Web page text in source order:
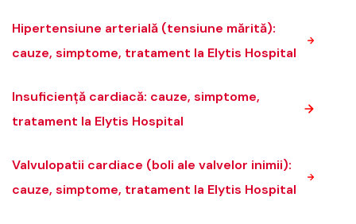
Hipertensiune arterială (tensiune mărită):
cauze, simptome, tratament la Elytis Hospital
Insuficiență cardiacă: cauze, simptome,
tratament la Elytis Hospital
Valvulopatii cardiace (boli ale valvelor inimii):
cauze, simptome, tratament la Elytis Hospital